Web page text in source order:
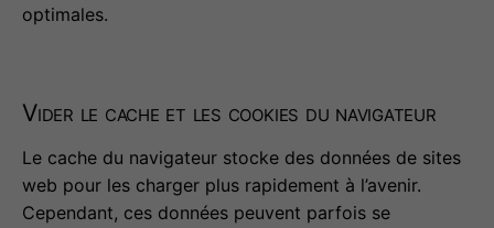
optimales.
Vider le cache et les cookies du navigateur
Le cache du navigateur stocke des données de sites
web pour les charger plus rapidement à l’avenir.
Cependant, ces données peuvent parfois se